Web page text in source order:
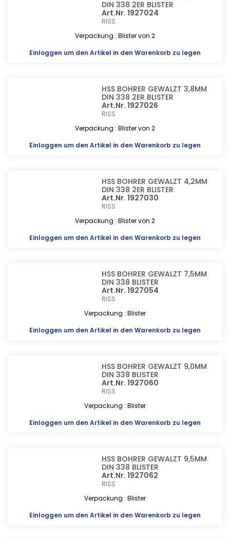
DIN 338 2ER BLISTER
Art.Nr. 1927024
RISS
Verpackung : Blister von 2
Einloggen um den Artikel in den Warenkorb zu legen
HSS BOHRER GEWALZT 3,8MM
DIN 338 2ER BLISTER
Art.Nr. 1927026
RISS
Verpackung : Blister von 2
Einloggen um den Artikel in den Warenkorb zu legen
HSS BOHRER GEWALZT 4,2MM
DIN 338 2ER BLISTER
Art.Nr. 1927030
RISS
Verpackung : Blister von 2
Einloggen um den Artikel in den Warenkorb zu legen
HSS BOHRER GEWALZT 7,5MM
DIN 338 BLISTER
Art.Nr. 1927054
RISS
Verpackung : Blister
Einloggen um den Artikel in den Warenkorb zu legen
HSS BOHRER GEWALZT 9,0MM
DIN 338 BLISTER
Art.Nr. 1927060
RISS
Verpackung : Blister
Einloggen um den Artikel in den Warenkorb zu legen
HSS BOHRER GEWALZT 9,5MM
DIN 338 BLISTER
Art.Nr. 1927062
RISS
Verpackung : Blister
Einloggen um den Artikel in den Warenkorb zu legen